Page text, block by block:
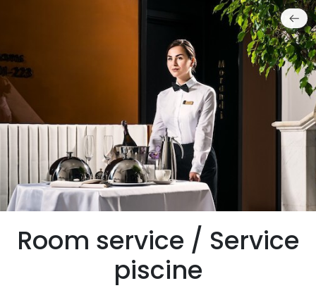
Room service / Service
piscine